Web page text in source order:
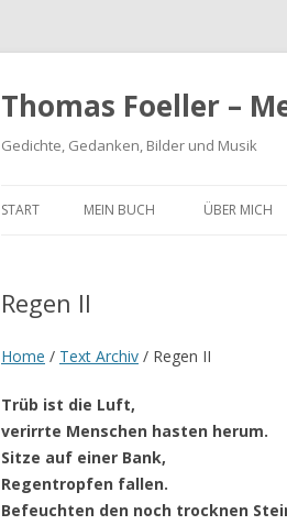
Thomas Foeller –
Gedichte, Gedanken, Bilder und Musik
START MEIN BUCH ÜBER MICH
Regen II
Home / Text Archiv / Regen II
Trüb ist die Luft,
verirrte Menschen hasten herum.
Sitze auf einer Bank,
Regentropfen fallen.
Befeuchten den noch trocknen